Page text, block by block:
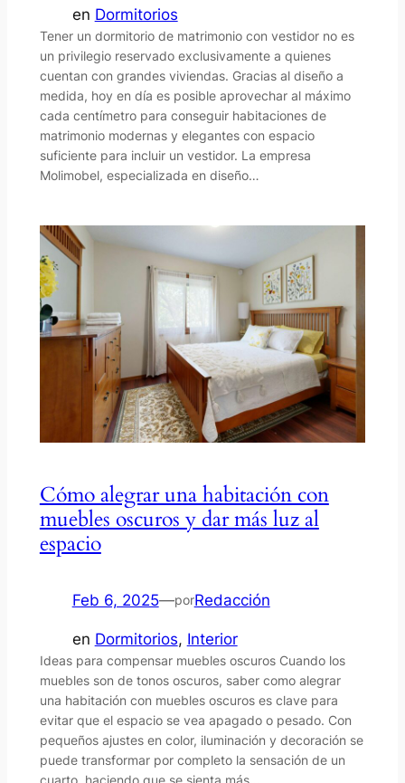
en Dormitorios
Tener un dormitorio de matrimonio con vestidor no es
un privilegio reservado exclusivamente a quienes
cuentan con grandes viviendas. Gracias al diseño a
medida, hoy en día es posible aprovechar al máximo
cada centímetro para conseguir habitaciones de
matrimonio modernas y elegantes con espacio
suficiente para incluir un vestidor. La empresa
Molimobel, especializada en diseño…
Cómo alegrar una habitación con
muebles oscuros y dar más luz al
espacio
Feb 6, 2025—porRedacción
en Dormitorios, Interior
Ideas para compensar muebles oscuros Cuando los
muebles son de tonos oscuros, saber como alegrar
una habitación con muebles oscuros es clave para
evitar que el espacio se vea apagado o pesado. Con
pequeños ajustes en color, iluminación y decoración se
puede transformar por completo la sensación de un
cuarto, haciendo que se sienta más…